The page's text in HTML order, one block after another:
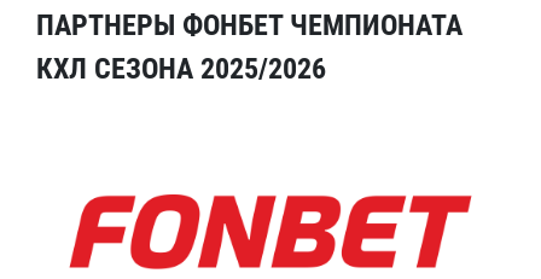
ПАРТНЕРЫ ФОНБЕТ ЧЕМПИОНАТА
КХЛ СЕЗОНА 2025/2026